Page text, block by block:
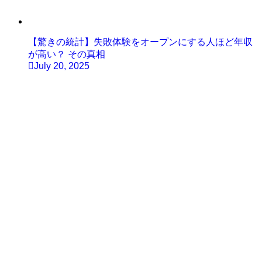
【驚きの統計】失敗体験をオープンにする人ほど年収
が高い？ その真相
July 20, 2025